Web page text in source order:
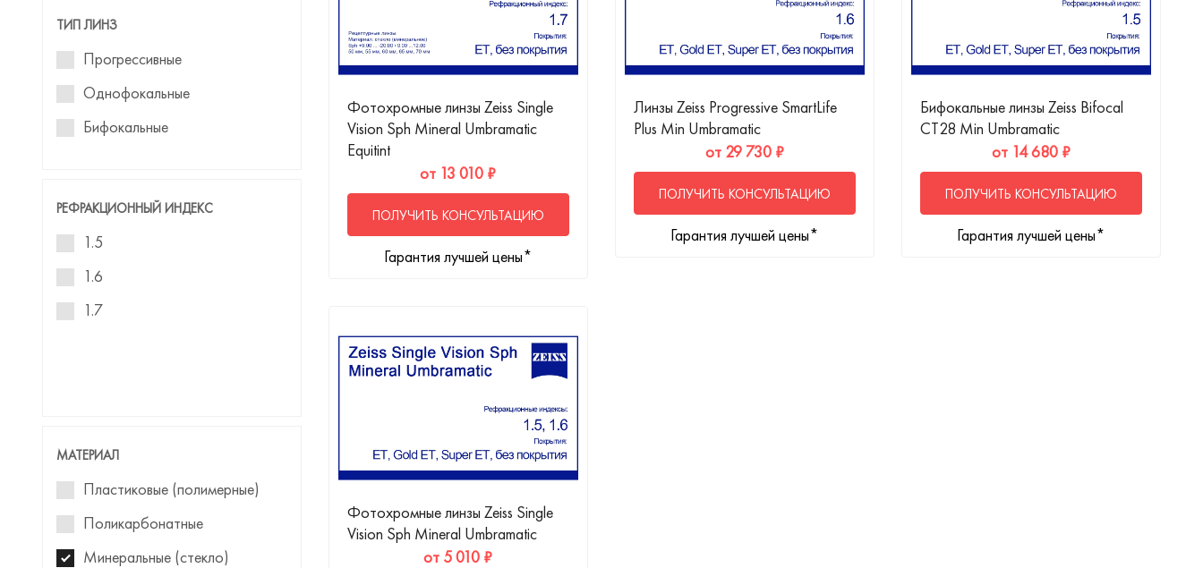
ТИП ЛИНЗ
Прогрессивные
Однофокальные
Бифокальные
РЕФРАКЦИОННЫЙ ИНДЕКС
1.5
1.6
1.7
МАТЕРИАЛ
Пластиковые (полимерные)
Поликарбонатные
Минеральные (стекло)
Фотохромные линзы Zeiss Single
Vision Sph Mineral Umbramatic
Equitint
от 13 010 ₽
ПОЛУЧИТЬ КОНСУЛЬТАЦИЮ
Гарантия лучшей цены*
Линзы Zeiss Progressive SmartLife
Plus Min Umbramatic
от 29 730 ₽
ПОЛУЧИТЬ КОНСУЛЬТАЦИЮ
Гарантия лучшей цены*
Бифокальные линзы Zeiss Bifocal
CT28 Min Umbramatic
от 14 680 ₽
ПОЛУЧИТЬ КОНСУЛЬТАЦИЮ
Гарантия лучшей цены*
Фотохромные линзы Zeiss Single
Vision Sph Mineral Umbramatic
от 5 010 ₽